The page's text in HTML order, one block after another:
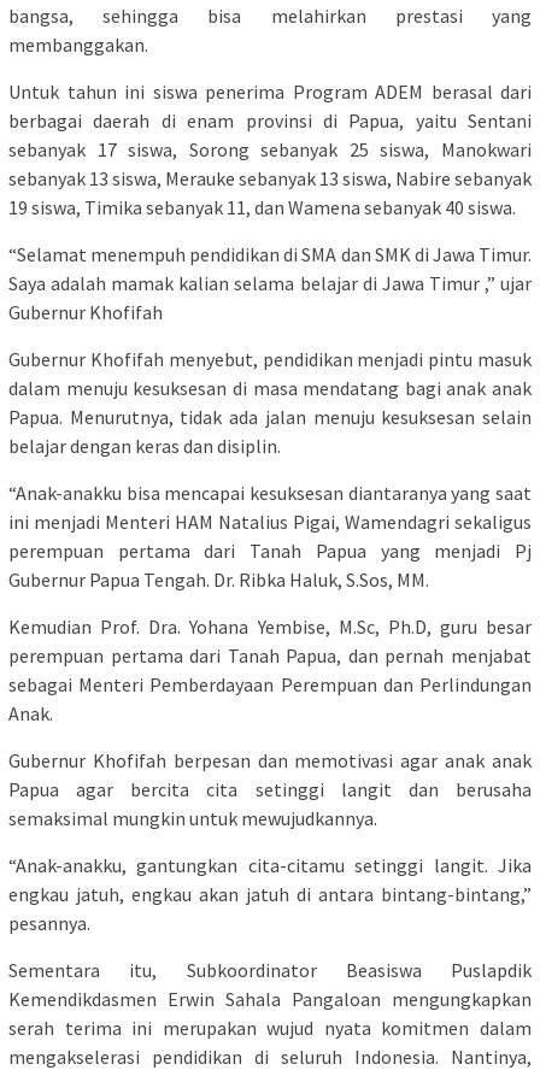
bangsa, sehingga bisa melahirkan prestasi yang
membanggakan.
Untuk tahun ini siswa penerima Program ADEM berasal dari
berbagai daerah di enam provinsi di Papua, yaitu Sentani
sebanyak 17 siswa, Sorong sebanyak 25 siswa, Manokwari
sebanyak 13 siswa, Merauke sebanyak 13 siswa, Nabire sebanyak
19 siswa, Timika sebanyak 11, dan Wamena sebanyak 40 siswa.
“Selamat menempuh pendidikan di SMA dan SMK di Jawa Timur.
Saya adalah mamak kalian selama belajar di Jawa Timur ,” ujar
Gubernur Khofifah
Gubernur Khofifah menyebut, pendidikan menjadi pintu masuk
dalam menuju kesuksesan di masa mendatang bagi anak anak
Papua. Menurutnya, tidak ada jalan menuju kesuksesan selain
belajar dengan keras dan disiplin.
“Anak-anakku bisa mencapai kesuksesan diantaranya yang saat
ini menjadi Menteri HAM Natalius Pigai, Wamendagri sekaligus
perempuan pertama dari Tanah Papua yang menjadi Pj
Gubernur Papua Tengah. Dr. Ribka Haluk, S.Sos, MM.
Kemudian Prof. Dra. Yohana Yembise, M.Sc, Ph.D, guru besar
perempuan pertama dari Tanah Papua, dan pernah menjabat
sebagai Menteri Pemberdayaan Perempuan dan Perlindungan
Anak.
Gubernur Khofifah berpesan dan memotivasi agar anak anak
Papua agar bercita cita setinggi langit dan berusaha
semaksimal mungkin untuk mewujudkannya.
“Anak-anakku, gantungkan cita-citamu setinggi langit. Jika
engkau jatuh, engkau akan jatuh di antara bintang-bintang,”
pesannya.
Sementara itu, Subkoordinator Beasiswa Puslapdik
Kemendikdasmen Erwin Sahala Pangaloan mengungkapkan
serah terima ini merupakan wujud nyata komitmen dalam
mengakselerasi pendidikan di seluruh Indonesia. Nantinya,